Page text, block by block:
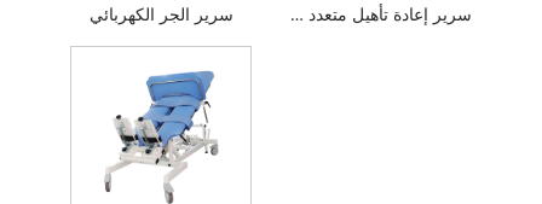
سرير الجر الكهربائي سرير إعادة تأهيل متعدد الأوضاع وقابل للتعديل